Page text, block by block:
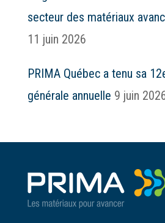
secteur des matériaux
11 juin 2026
PRIMA Québec a tenu sa
générale annuelle 9 juin